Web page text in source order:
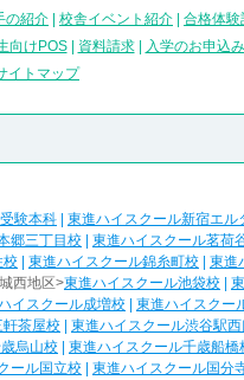
の紹介 校舎イベント紹介 合格体験
向けPOS| 資料請求|
入学のお申込み
イトマップ
験本科 東進ハイスクール新宿エル
郷三丁目校
東進ハイスクール茗荷
校 東進ハイスクール錦糸町校 東進
西地区>東進ハイスクール池袋校
イスクール成増校
東進ハイスクー
軒茶屋校 東進ハイスクール渋谷駅
烏山校
東進ハイスクール千歳船橋
ール国立校 東進ハイスクール国分